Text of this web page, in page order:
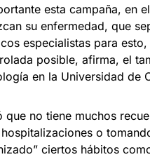
esta campaña, en
su enfermedad, que
especialistas para
posible, afirma, el
en la Universidad de
no tiene muchos
o
ciertos hábitos